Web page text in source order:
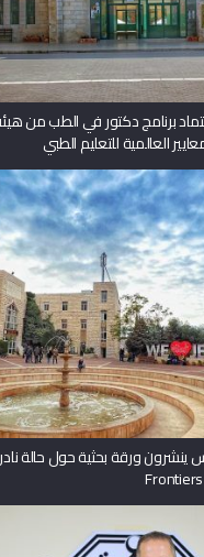
برنامج دكتور في الطب من
العالمية للتعليم الطبي
ورقة بحثية حول حالة